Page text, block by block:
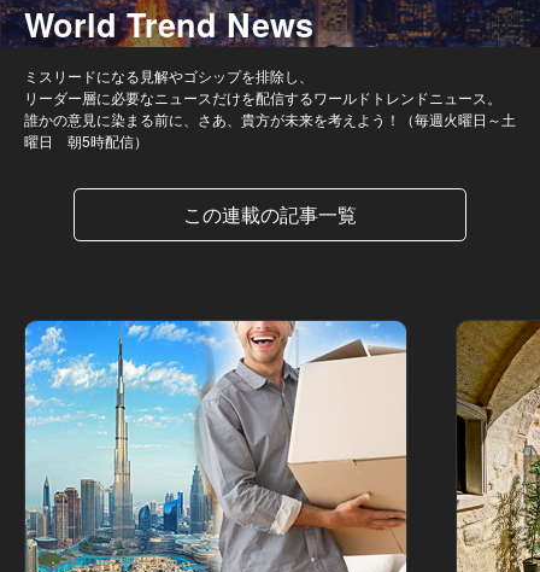
World Trend News
ミスリードになる見解やゴシップを排除し、
リーダー層に必要なニュースだけを配信するワールドトレンドニュース。
誰かの意見に染まる前に、さあ、貴方が未来を考えよう！（毎週火曜日～土
曜日 朝5時配信）
この連載の記事一覧